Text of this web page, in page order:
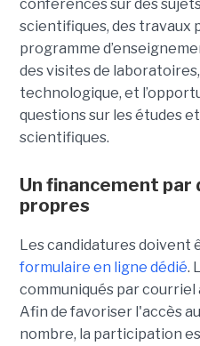
conférences sur des
scientifiques, des travaux
programme
des visites de
technologique, et
questions sur les études
scientifiques.
Un financement par
propres
Les candidatures doivent
formulaire en ligne dédié.
communiqués par courriel
Afin de favoriser l'accès
nombre, la participation